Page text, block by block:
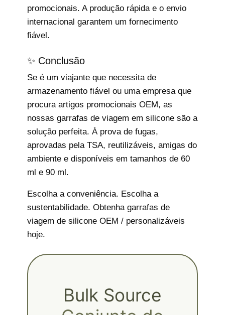
promocionais. A produção rápida e o envio
internacional garantem um fornecimento
fiável.
✨ Conclusão
Se é um viajante que necessita de
armazenamento fiável ou uma empresa que
procura artigos promocionais OEM, as
nossas garrafas de viagem em silicone são a
solução perfeita. À prova de fugas,
aprovadas pela TSA, reutilizáveis, amigas do
ambiente e disponíveis em tamanhos de 60
ml e 90 ml.
Escolha a conveniência. Escolha a
sustentabilidade. Obtenha garrafas de
viagem de silicone OEM / personalizáveis
hoje.
Bulk Source